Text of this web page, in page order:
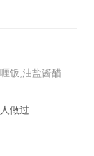
饭,油盐酱醋
做过